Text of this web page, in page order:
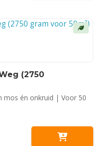
(2750
mos én onkruid | Voor 50